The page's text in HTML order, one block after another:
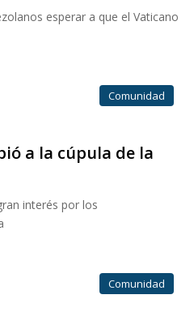
esperar a que el Vaticano
Comunidad
a la cúpula de la
interés por los
Comunidad